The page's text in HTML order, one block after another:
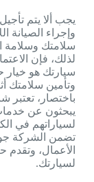
يجب ألا يتم
وإجراء الصيانة
سلامتك وسلامة
سيارتك هو
وتأمين سلامتك
يبحثون عن
لسياراتهم في
تضمن الشركة
الأعمال، وتقدم
لسيارتك.